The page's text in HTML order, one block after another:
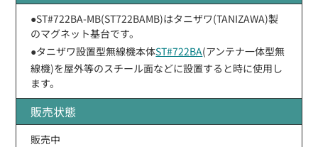
●ST#722BA-MB(ST722BAMB)はタニザワ(TANIZAWA)製
のマグネット基台です。
●タニザワ設置型無線機本体ST#722BA(アンテナ一体型無
線機)を屋外等のスチール面などに設置すると時に使用し
ます。
販売状態
販売中